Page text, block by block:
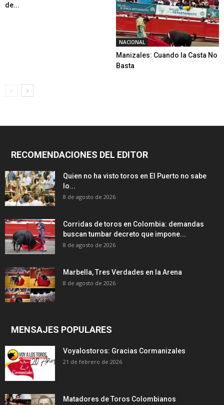
de...
NACIONAL
Manizales: Cuando la Casta No
Basta
RECOMENDACIONES DEL EDITOR
Quien no ha visto toros en El Puerto no sabe
lo...
8 de agosto de 2026
Corridas de toros en Colombia: demandas
buscan tumbar decreto que impone...
8 de agosto de 2026
Marbella, Tres Verdades en la Arena
8 de agosto de 2026
MENSAJES POPULARES
Voyalostoros: Gracias Cormanizales
21 de febrero de 2026
Matadores de Toros Colombianos